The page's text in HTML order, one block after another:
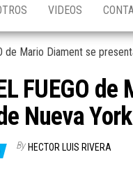
VIDEOS
FUEGO
Nueva York
By HECTOR LUIS RIVERA